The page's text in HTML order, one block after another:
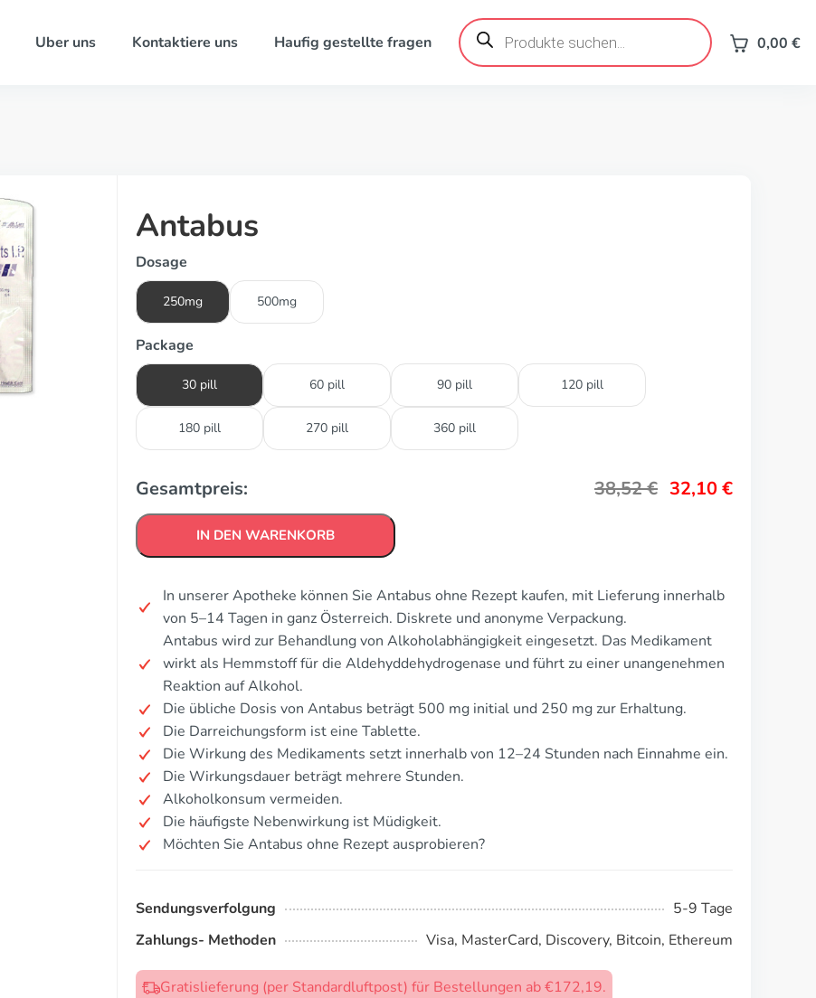
Uber uns Kontaktiere uns Haufig gestellte fragen
Products
search 0,00 €
Antabus
Dosage
250mg 500mg
Package
30 pill 60 pill 90 pill 120 pill
180 pill 270 pill 360 pill
Gesamtpreis: 38,52€ 32,10€
IN DEN WARENKORB
In unserer Apotheke können Sie Antabus ohne Rezept kaufen, mit Lieferung innerhalb
von 5–14 Tagen in ganz Österreich. Diskrete und anonyme Verpackung.
Antabus wird zur Behandlung von Alkoholabhängigkeit eingesetzt. Das Medikament
wirkt als Hemmstoff für die Aldehyddehydrogenase und führt zu einer unangenehmen
Reaktion auf Alkohol.
Die übliche Dosis von Antabus beträgt 500 mg initial und 250 mg zur Erhaltung.
Die Darreichungsform ist eine Tablette.
Die Wirkung des Medikaments setzt innerhalb von 12–24 Stunden nach Einnahme ein.
Die Wirkungsdauer beträgt mehrere Stunden.
Alkoholkonsum vermeiden.
Die häufigste Nebenwirkung ist Müdigkeit.
Möchten Sie Antabus ohne Rezept ausprobieren?
Sendungsverfolgung
5-9 Tage
Zahlungs- Methoden
Visa, MasterCard, Discovery, Bitcoin, Ethereum
Gratislieferung (per Standardluftpost) für Bestellungen ab €172,19.